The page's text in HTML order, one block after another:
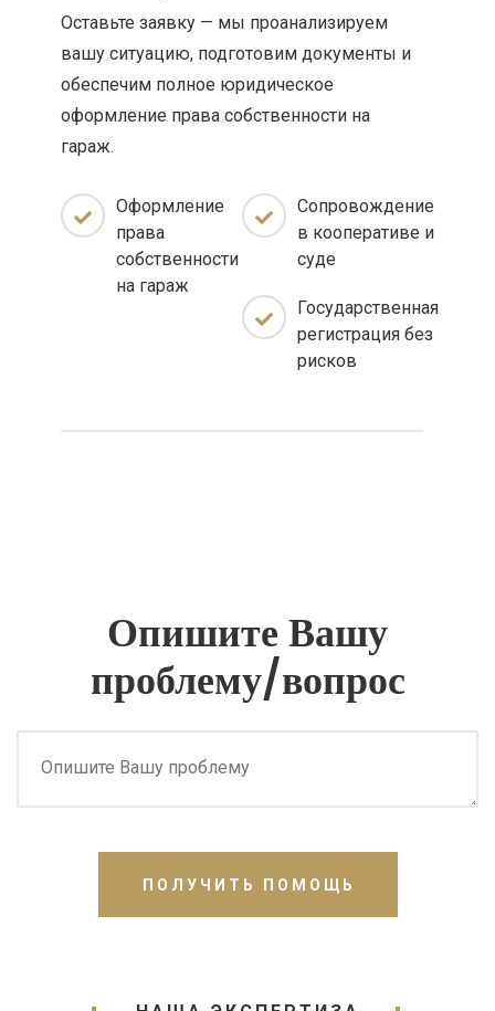
Оставьте заявку — мы проанализируем
вашу ситуацию, подготовим документы и
обеспечим полное юридическое
оформление права собственности на
гараж.
Оформление
права
собственности
на гараж
Сопровождение
в кооперативе и
суде
Государственная
регистрация без
рисков
Опишите Вашу
проблему/вопрос
ПОЛУЧИТЬ ПОМОЩЬ